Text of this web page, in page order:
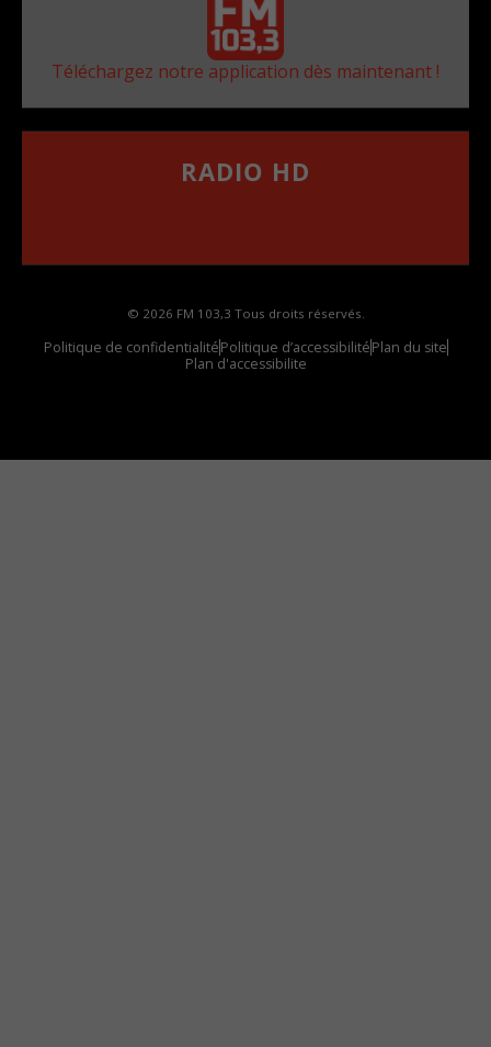
Téléchargez notre application dès maintenant !
RADIO HD
© 2026 FM 103,3 Tous droits réservés.
Politique de confidentialitéPolitique d’accessibilitéPlan du site
Plan d'accessibilite